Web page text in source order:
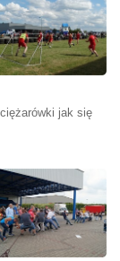
jak się